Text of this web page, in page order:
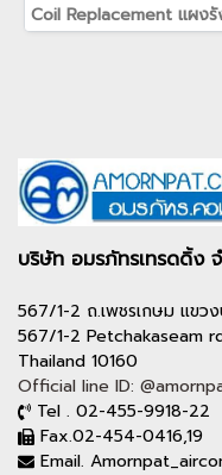
บริษัท อมรภัทรเทรดดิ้ง
567/1-2 ถ.เพชรเกษม แขว
567/1-2 Petchakaseam
Thailand 10160
Official line ID:
Tel . 02-455-9918-22
Fax.02-454-0416,19
Email.